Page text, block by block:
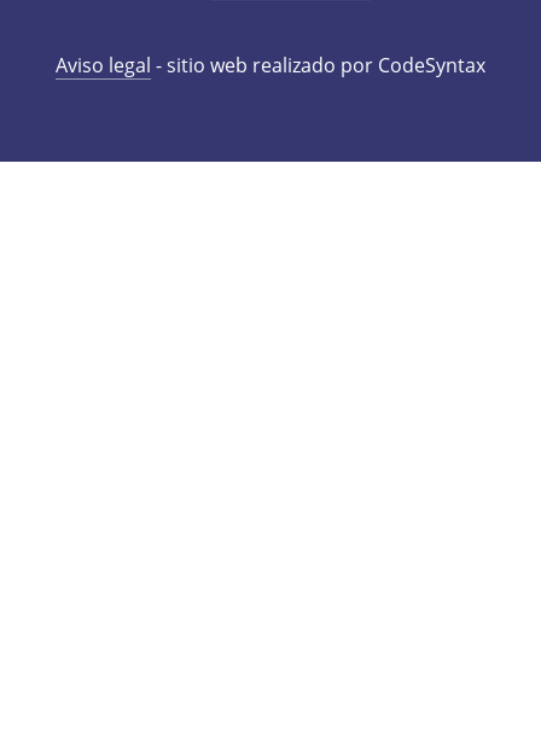
Aviso legal - sitio web realizado por CodeSyntax